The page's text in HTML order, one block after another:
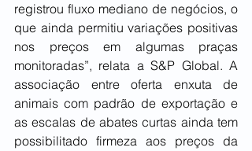
registrou fluxo mediano de negócios, o
que ainda permitiu variações positivas
nos preços em algumas praças
monitoradas”, relata a S&P Global. A
associação entre oferta enxuta de
animais com padrão de exportação e
as escalas de abates curtas ainda tem
possibilitado firmeza aos preços da